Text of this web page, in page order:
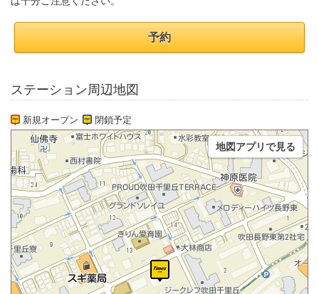
予約
ステーション周辺地図
新規オープン 閉鎖予定
地図アプリで見る